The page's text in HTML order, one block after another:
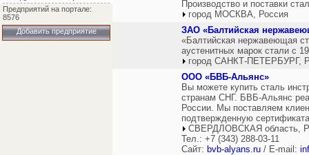
Предприятий на портале:
8576
Добавить предприятие
Производство и поставки
город МОСКВА, Россия
ЗАО «Балтийская
«Балтийская нержавеющая
аустенитных марок стали с
город САНКТ-ПЕТЕРБУРГ,
ООО «БВБ-Альянс»
Вы можете купить сталь
странам СНГ. БВБ-Альянс
России. Мы поставляем
подтвержденную
СВЕРДЛОВСКАЯ область,
Тел.: +7 (343) 288-03-11
Сайт: bvb-alyans.ru / E-mail: